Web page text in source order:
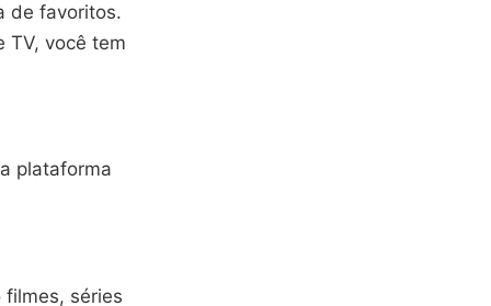
de favoritos.
TV, você tem
plataforma
séries